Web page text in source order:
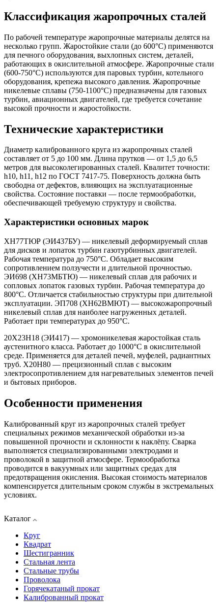
Классификация жаропрочных сталей
По рабочей температуре жаропрочные материалы делятся на
несколько групп. Жаростойкие стали (до 600°C) применяются
для печного оборудования, выхлопных систем, деталей,
работающих в окислительной атмосфере. Жаропрочные стали
(600-750°C) используются для паровых турбин, котельного
оборудования, крепежа высокого давления. Жаропрочные
никелевые сплавы (750-1100°C) предназначены для газовых
турбин, авиационных двигателей, где требуется сочетание
высокой прочности и жаростойкости.
Технические характеристики
Диаметр калиброванного круга из жаропрочных сталей
составляет от 5 до 100 мм. Длина прутков — от 1,5 до 6,5
метров для высоколегированных сталей. Квалитет точности:
h10, h11, h12 по ГОСТ 7417-75. Поверхность должна быть
свободна от дефектов, влияющих на эксплуатационные
свойства. Состояние поставки — после термообработки,
обеспечивающей требуемую структуру и свойства.
Характеристики основных марок
ХН77ТЮР (ЭИ437БУ) — никелевый деформируемый сплав
для дисков и лопаток турбин газотурбинных двигателей.
Рабочая температура до 750°C. Обладает высоким
сопротивлением ползучести и длительной прочностью.
ЭИ698 (ХН73МБТЮ) — никелевый сплав для рабочих и
сопловых лопаток газовых турбин. Рабочая температура до
800°C. Отличается стабильностью структуры при длительной
эксплуатации. ЭП708 (ХН62ВМЮТ) — высокожаропрочный
никелевый сплав для наиболее нагруженных деталей.
Работает при температурах до 950°C.
20Х23Н18 (ЭИ417) — хромоникелевая жаростойкая сталь
аустенитного класса. Работает до 1000°C в окислительной
среде. Применяется для деталей печей, муфелей, радиантных
труб. Х20Н80 — прецизионный сплав с высоким
электросопротивлением для нагревательных элементов печей
и бытовых приборов.
Особенности применения
Калиброванный круг из жаропрочных сталей требует
специальных режимов механической обработки из-за
повышенной прочности и склонности к наклёпу. Сварка
выполняется специализированными электродами и
проволокой в защитной атмосфере. Термообработка
проводится в вакуумных или защитных средах для
предотвращения окисления. Высокая стоимость материалов
компенсируется длительным сроком службы в экстремальных
условиях.
Каталог
Круг
Квадрат
Шестигранник
Стальная лента
Стальные трубы
Проволока
Горячекатаный прокат
Калиброванный прокат